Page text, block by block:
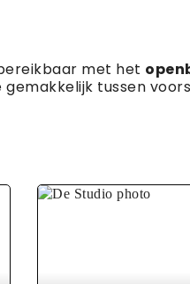
met het
tussen